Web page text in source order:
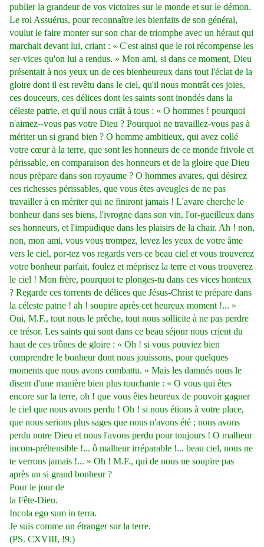
publier la grandeur de vos victoires sur le monde et sur le démon.
Le roi Assuérus, pour reconnaître les bienfaits de son général,
voulut le faire monter sur son char de triomphe avec un héraut qui
marchait devant lui, criant : « C'est ainsi que le roi récompense les
ser-vices qu'on lui a rendus. » Mon ami, si dans ce moment, Dieu
présentait à nos yeux un de ces bienheureux dans tout l'éclat de la
gloire dont il est revêtu dans le ciel, qu'il nous montrât ces joies,
ces douceurs, ces délices dont les saints sont inondés dans la
céleste patrie, et qu'il nous criât à tous : « O hommes ! pourquoi
n'aimez--vous pas votre Dieu ? Pourquoi ne travaillez-vous pas à
mériter un si grand bien ? O homme ambitieux, qui avez collé
votre cœur à la terre, que sont les honneurs de ce monde frivole et
périssable, en comparaison des honneurs et de la gloire que Dieu
nous prépare dans son royaume ? O hommes avares, qui désirez
ces richesses périssables, que vous êtes aveugles de ne pas
travailler à en mériter qui ne finiront jamais ! L'avare cherche le
bonheur dans ses biens, l'ivrogne dans son vin, l'or-gueilleux dans
ses honneurs, et l'impudique dans les plaisirs de la chair. Ah ! non,
non, mon ami, vous vous trompez, levez les yeux de votre âme
vers le ciel, por-tez vos regards vers ce beau ciel et vous trouverez
votre bonheur parfait, foulez et méprisez la terre et vous trouverez
le ciel ! Mon frère, pourquoi te plonges-tu dans ces vices honteux
? Regarde ces torrents de délices que Jésus-Christ te prépare dans
la céleste patrie ! ah ! soupire après cet heureux moment !... »
Oui, M.F., tout nous le prêche, tout nous sollicite à ne pas perdre
ce trésor. Les saints qui sont dans ce beau séjour nous crient du
haut de ces trônes de gloire : « Oh ! si vous pouviez bien
comprendre le bonheur dont nous jouissons, pour quelques
moments que nous avons combattu. » Mais les damnés nous le
disent d'une manière bien plus touchante : « O vous qui êtes
encore sur la terre, oh ! que vous êtes heureux de pouvoir gagner
le ciel que nous avons perdu ! Oh ! si nous étions à votre place,
que nous serions plus sages que nous n'avons été ; nous avons
perdu notre Dieu et nous l'avons perdu pour toujours ! O malheur
incom-préhensible !... ô malheur irréparable !... beau ciel, nous ne
te verrons jamais !... » Oh ! M.F., qui de nous ne soupire pas
après un si grand bonheur ?
Pour le jour de
la Fête-Dieu.
Incola ego sum in terra.
Je suis comme un étranger sur la terre.
(PS. CXVIII, !9.)